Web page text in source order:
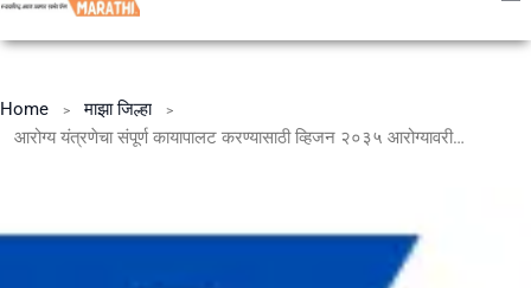
Home
माझा जिल्हा
आरोग्य यंत्रणेचा संपूर्ण कायापालट करण्यासाठी व्हिजन २०३५ आरोग्यावरील खर्च दुप्पट करणार, गुंतवणूक वाढविणार